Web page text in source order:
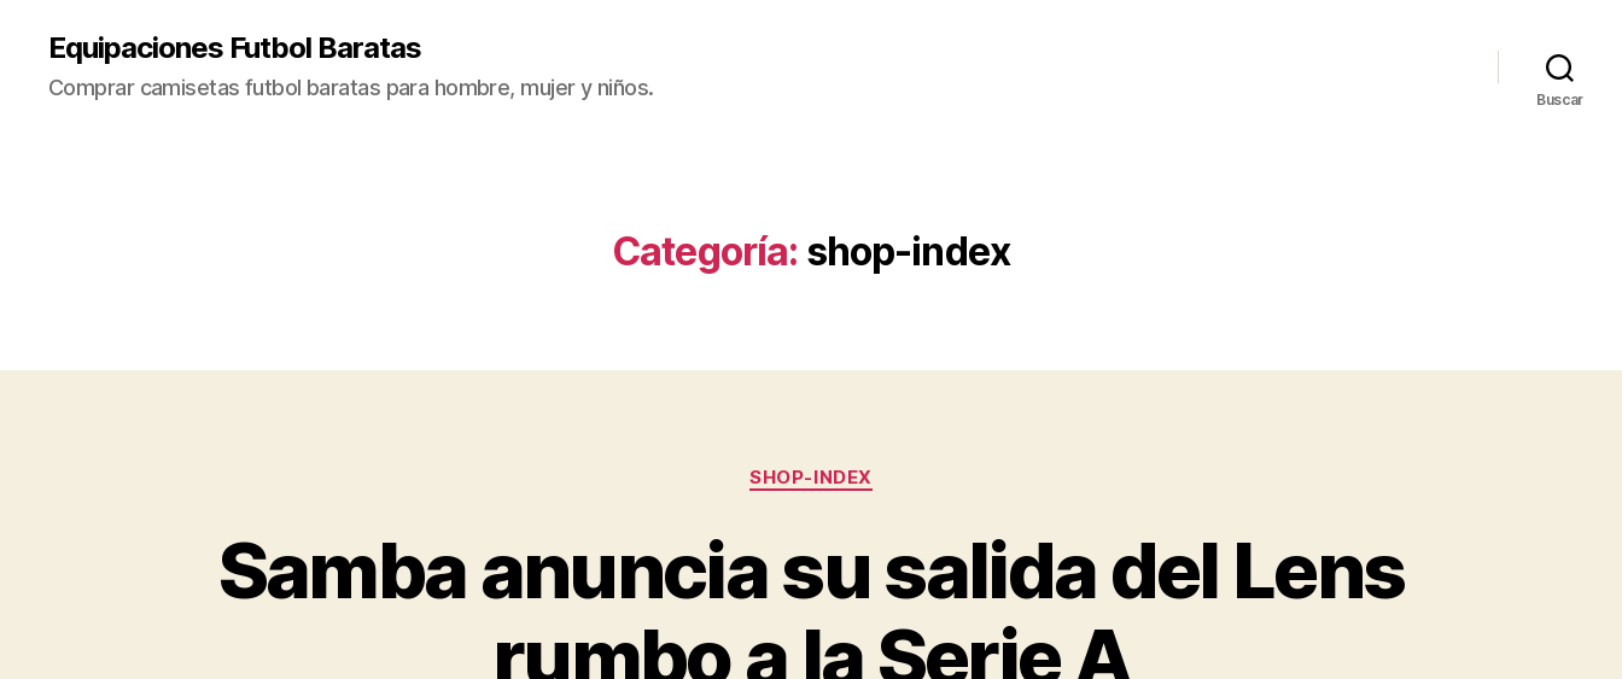
Equipaciones Futbol Baratas
Comprar camisetas futbol baratas para hombre, mujer y niños. Buscar
Categoría: shop-index
Categorías
SHOP-INDEX
Samba anuncia su salida del Lens
rumbo a la Serie A